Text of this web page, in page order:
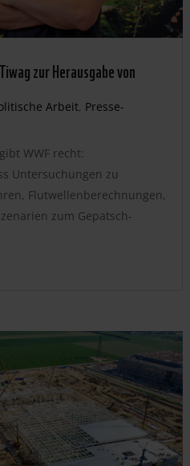
zur Herausgabe von
Arbeit, Presse-
WWF recht:
Untersuchungen zu
Flutwellenberechnungen,
zum Gepatsch-